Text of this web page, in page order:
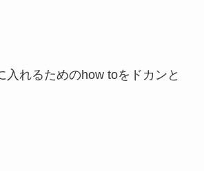
入れるためのhow toをドカンと